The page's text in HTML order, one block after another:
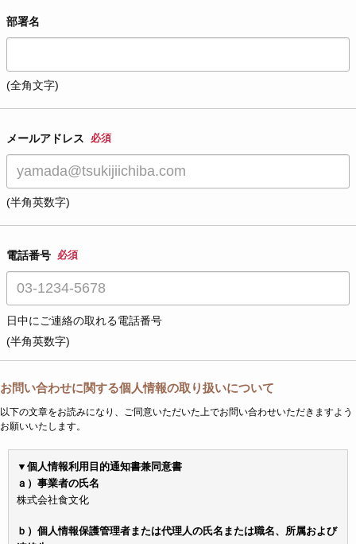
部署名
(全角文字)
メールアドレス 必須
(半角英数字)
電話番号 必須
日中にご連絡の取れる電話番号
(半角英数字)
お問い合わせに関する個人情報の取り扱いについて
以下の文章をお読みになり、ご同意いただいた上でお問い合わせいただきますよう
お願いいたします。
▼個人情報利用目的通知書兼同意書
ａ）事業者の氏名
株式会社食文化
ｂ）個人情報保護管理者または代理人の氏名または職名、所属および